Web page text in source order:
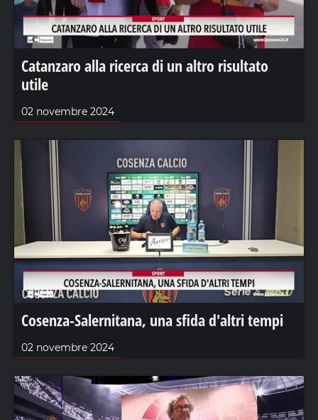
Catanzaro alla ricerca di un altro risultato
utile
02 novembre 2024
Cosenza-Salernitana, una sfida d'altri tempi
02 novembre 2024